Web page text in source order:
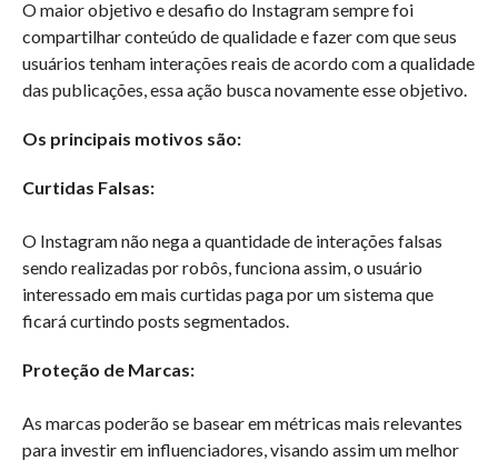
O maior objetivo e desafio do Instagram sempre foi
compartilhar conteúdo de qualidade e fazer com que seus
usuários tenham interações reais de acordo com a qualidade
das publicações, essa ação busca novamente esse objetivo.
Os principais motivos são:
Curtidas Falsas:
O Instagram não nega a quantidade de interações falsas
sendo realizadas por robôs, funciona assim, o usuário
interessado em mais curtidas paga por um sistema que
ficará curtindo posts segmentados.
Proteção de Marcas:
As marcas poderão se basear em métricas mais relevantes
para investir em influenciadores, visando assim um melhor